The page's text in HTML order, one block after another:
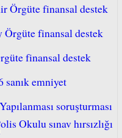
Örgüte finansal destek
Örgüte finansal destek
finansal destek
sanık emniyet
soruşturması
Okulu sınav hırsızlığı